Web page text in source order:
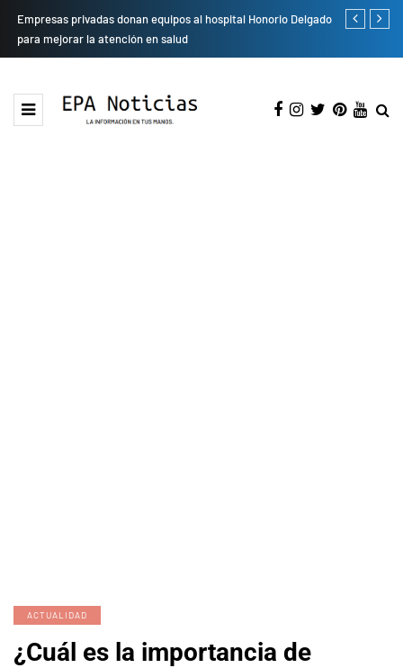
Empresas privadas donan equipos al hospital Honorio Delgado
para mejorar la atención en salud
Cambio de
ACTUALIDAD
¿Cuál es la importancia de